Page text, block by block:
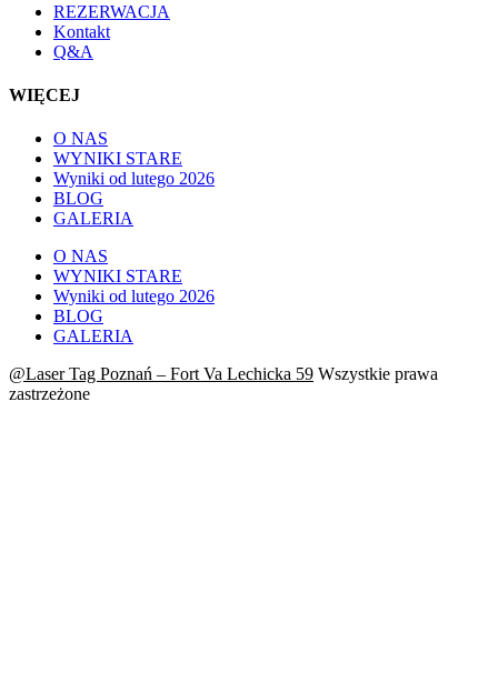
REZERWACJA
Kontakt
Q&A
WIĘCEJ
O NAS
WYNIKI STARE
Wyniki od lutego 2026
BLOG
GALERIA
O NAS
WYNIKI STARE
Wyniki od lutego 2026
BLOG
GALERIA
@Laser Tag Poznań – Fort Va Lechicka 59 Wszystkie prawa
zastrzeżone